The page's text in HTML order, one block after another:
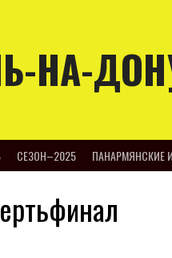
НА-
СЕЗОН–2025 ПАНАРМЯНСКИЕ